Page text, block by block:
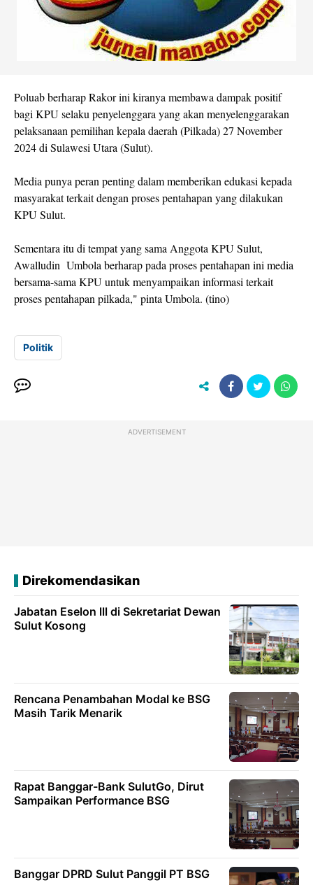
Poluab berharap Rakor ini kiranya membawa dampak positif
bagi KPU selaku penyelenggara yang akan menyelenggarakan
pelaksanaan pemilihan kepala daerah (Pilkada) 27 November
2024 di Sulawesi Utara (Sulut).
Media punya peran penting dalam memberikan edukasi kepada
masyarakat terkait dengan proses pentahapan yang dilakukan
KPU Sulut.
Sementara itu di tempat yang sama Anggota KPU Sulut,
Awalludin Umbola berharap pada proses pentahapan ini media
bersama-sama KPU untuk menyampaikan informasi terkait
proses pentahapan pilkada," pinta Umbola. (tino)
Politik
ADVERTISEMENT
Direkomendasikan
Jabatan Eselon lll di Sekretariat Dewan
Sulut Kosong
Rencana Penambahan Modal ke BSG
Masih Tarik Menarik
Rapat Banggar-Bank SulutGo, Dirut
Sampaikan Performance BSG
Banggar DPRD Sulut Panggil PT BSG